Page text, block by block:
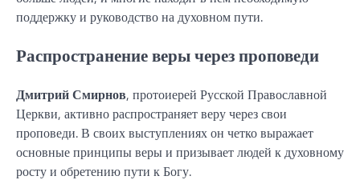
поддержку и руководство на духовном пути.
Распространение веры через проповеди
Дмитрий Смирнов, протоиерей Русской Православной
Церкви, активно распространяет веру через свои
проповеди. В своих выступлениях он четко выражает
основные принципы веры и призывает людей к духовному
росту и обретению пути к Богу.